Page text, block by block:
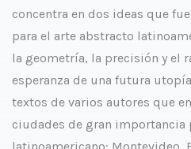
concentra en dos ideas que
para el arte abstracto
la geometría, la precisión y el
esperanza de una futura
textos de varios autores que
ciudades de gran importancia
latinoamericano: Montevideo,